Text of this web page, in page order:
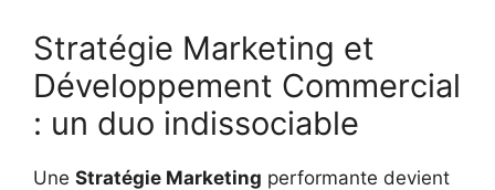
Stratégie Marketing et
Développement Commercial
: un duo indissociable
Une Stratégie Marketing performante devient